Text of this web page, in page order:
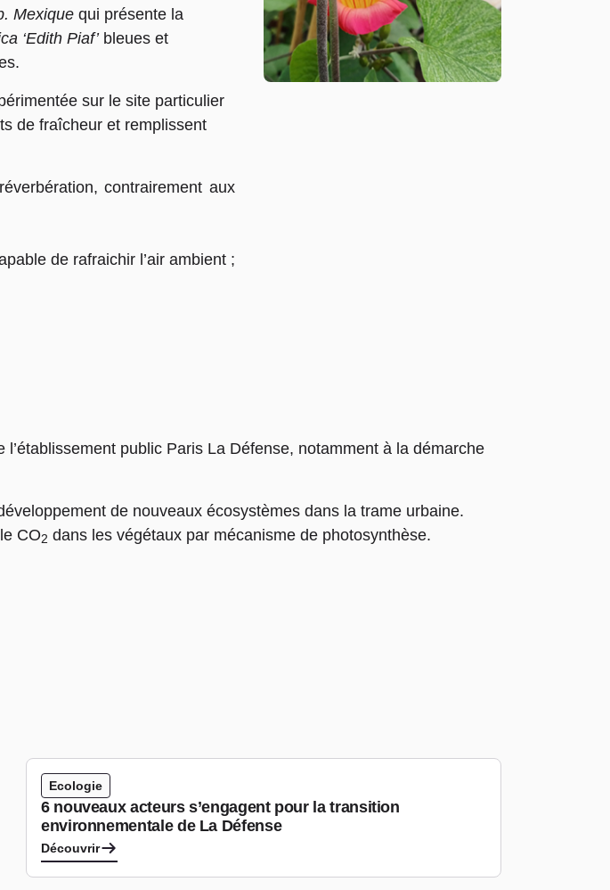
Mexique qui présente la
‘Edith Piaf’bleues et
sur le site particulier
de fraîcheur et remplissent
contrairement aux
de rafraichir l’air ambient ;
public Paris La Défense, notamment à la démarche
de nouveaux écosystèmes dans la trame urbaine.
CO2 dans les végétaux par mécanisme de photosynthèse.
Ecologie
6 nouveaux acteurs s’engagent pour la transition
environnementale de La Défense
Découvrir